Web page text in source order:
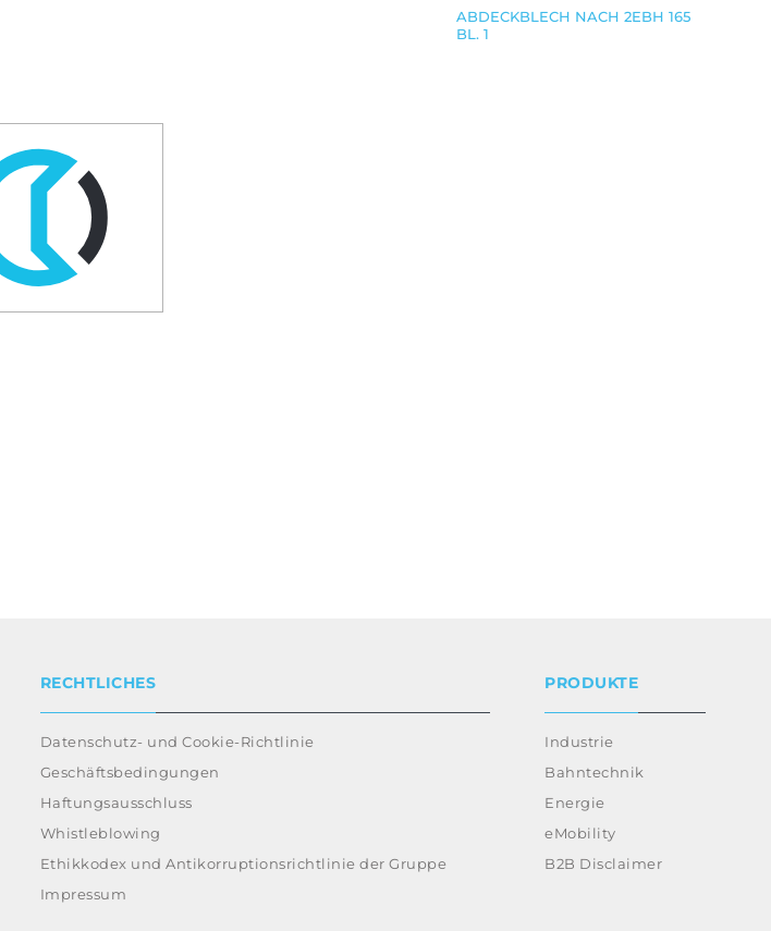
ABDECKBLECH NACH 2EBH 165
BL. 1
RECHTLICHES
Datenschutz- und Cookie-Richtlinie
Geschäftsbedingungen
Haftungsausschluss
Whistleblowing
Ethikkodex und Antikorruptionsrichtlinie der Gruppe
Impressum
PRODUKTE
Industrie
Bahntechnik
Energie
eMobility
B2B Disclaimer